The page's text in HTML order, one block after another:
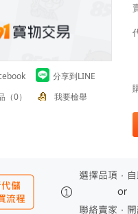
分享到LINE
（0）
我要檢舉